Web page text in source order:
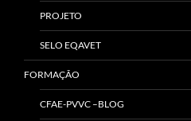
PROJETO
SELO EQAVET
FORMAÇÃO
CFAE-PVVC –BLOG